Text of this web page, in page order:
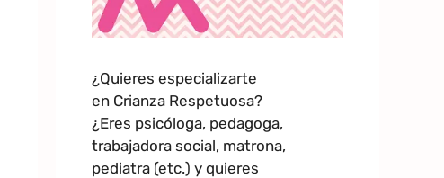
¿Quieres especializarte
en Crianza Respetuosa?
¿Eres psicóloga, pedagoga,
trabajadora social, matrona,
pediatra (etc.) y quieres